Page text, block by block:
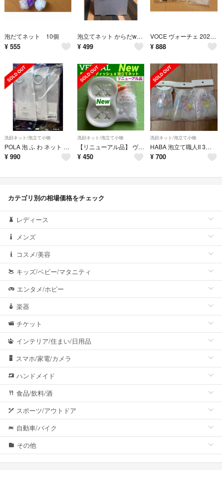
泡だてネット 10個
¥ 555
泡立てネット からだwelcia もっちり泡がばっちりできる泡立てネット
¥ 499
VOCE ヴォーチェ 2025年 4月号 付録 洗顔ネット＆洗顔カチューシャ
¥ 888
洗顔ネット/泡立て小物
POLA 泡 ふ わ ネット 3個
¥ 990
洗顔ネット/泡立て小物
【リニューアル品】 ヴァーナル 新ソープディッシュ&泡立てネット セット
¥ 450
洗顔ネット/泡立て小物
HABA 泡立て職人II 3個セット
¥ 700
カテゴリ別の相場価格をチェック
レディース
メンズ
コスメ/美容
キッズ/ベビー/マタニティ
エンタメ/ホビー
楽器
チケット
インテリア/住まい/日用品
スマホ/家電/カメラ
ハンドメイド
食品/飲料/酒
スポーツ/アウトドア
自動車/バイク
その他